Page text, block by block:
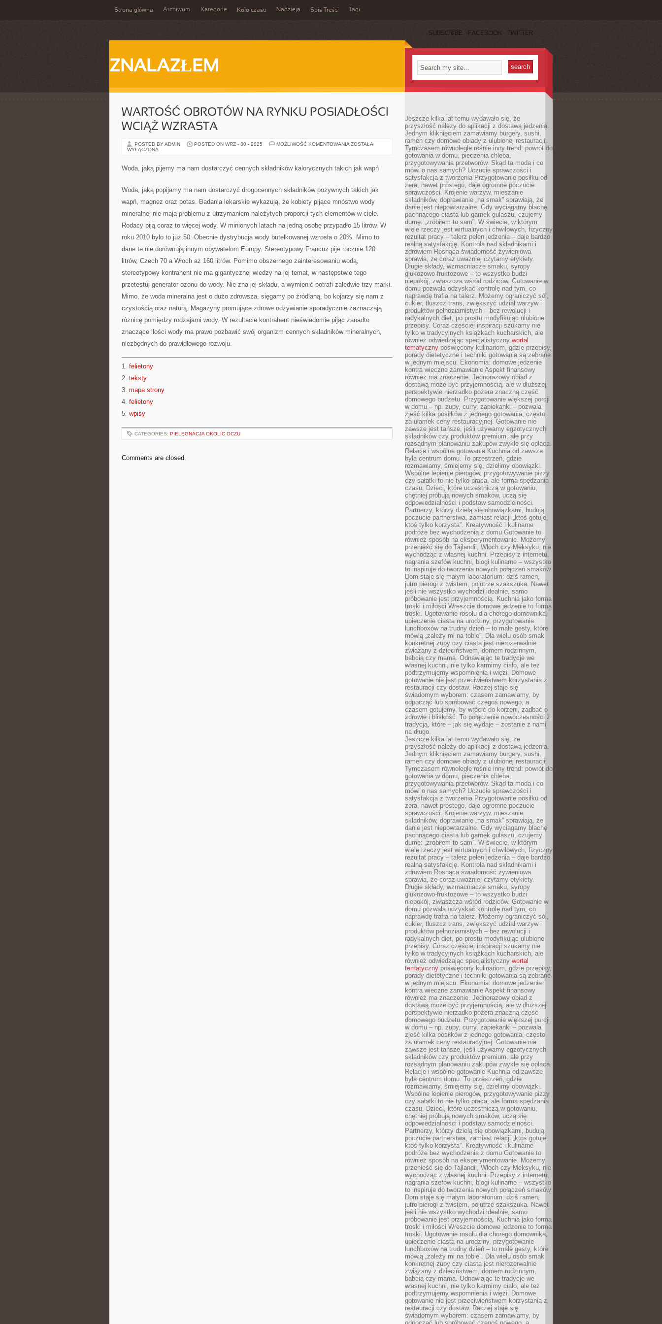
Strona główna Archiwum Kategorie Koło czasu Nadzieja Spis Treści Tagi
SUBSCRIBE FACEBOOK TWITTER
ZNALAZŁEM
WARTOŚĆ OBROTÓW NA RYNKU POSIADŁOŚCI
WCIĄŻ WZRASTA
POSTED BY ADMIN POSTED ON WRZ - 30 - 2025 MOŻLIWOŚĆ KOMENTOWANIA WARTOŚĆ
POSIADŁOŚCI
WCIĄŻ
ZOSTAŁA
WYŁĄCZONA
Woda, jaką pijemy ma nam dostarczyć cennych składników kalorycznych takich jak wapń
Woda, jaką popijamy ma nam dostarczyć drogocennych składników pożywnych takich jak
wapń, magnez oraz potas. Badania lekarskie wykazują, że kobiety pijące mnóstwo wody
mineralnej nie mają problemu z utrzymaniem należytych proporcji tych elementów w ciele.
Rodacy piją coraz to więcej wody. W minionych latach na jedną osobę przypadło 15 litrów. W
roku 2010 było to już 50. Obecnie dystrybucja wody butelkowanej wzrosła o 20%. Mimo to
dane te nie dorównują innym obywatelom Europy. Stereotypowy Francuz pije rocznie 120
litrów, Czech 70 a Włoch aż 160 litrów. Pomimo obszernego zainteresowaniu wodą,
stereotypowy kontrahent nie ma gigantycznej wiedzy na jej temat, w następstwie tego
przetestuj generator ozonu do wody. Nie zna jej składu, a wymienić potrafi zaledwie trzy marki.
Mimo, że woda mineralna jest o dużo zdrowsza, sięgamy po źródlaną, bo kojarzy się nam z
czystością oraz naturą. Magazyny promujące zdrowe odżywianie sporadycznie zaznaczają
różnicę pomiędzy rodzajami wody. W rezultacie kontrahent nieświadomie pijąc zanadto
znaczące ilości wody ma prawo pozbawić swój organizm cennych składników mineralnych,
niezbędnych do prawidłowego rozwoju.
1. felietony
2. teksty
3. mapa strony
4. felietony
5. wpisy
CATEGORIES: PIELĘGNACJA OKOLIC OCZU
Comments are closed.
Jeszcze kilka lat temu wydawało się, że
przyszłość należy do aplikacji z dostawą jedzenia.
Jednym kliknięciem zamawiamy burgery, sushi,
ramen czy domowe obiady z ulubionej restauracji.
Tymczasem równolegle rośnie inny trend: powrót do
gotowania w domu, pieczenia chleba,
przygotowywania przetworów. Skąd ta moda i co
mówi o nas samych? Uczucie sprawczości i
satysfakcja z tworzenia Przygotowanie posiłku od
zera, nawet prostego, daje ogromne poczucie
sprawczości. Krojenie warzyw, mieszanie
składników, doprawianie „na smak” sprawiają, że
danie jest niepowtarzalne. Gdy wyciągamy blachę
pachnącego ciasta lub garnek gulaszu, czujemy
dumę: „zrobiłem to sam”. W świecie, w którym
wiele rzeczy jest wirtualnych i chwilowych, fizyczny
rezultat pracy – talerz pełen jedzenia – daje bardzo
realną satysfakcję. Kontrola nad składnikami i
zdrowiem Rosnąca świadomość żywieniowa
sprawia, że coraz uważniej czytamy etykiety.
Długie składy, wzmacniacze smaku, syropy
glukozowo-fruktozowe – to wszystko budzi
niepokój, zwłaszcza wśród rodziców. Gotowanie w
domu pozwala odzyskać kontrolę nad tym, co
naprawdę trafia na talerz. Możemy ograniczyć sól,
cukier, tłuszcz trans, zwiększyć udział warzyw i
produktów pełnoziarnistych – bez rewolucji i
radykalnych diet, po prostu modyfikując ulubione
przepisy. Coraz częściej inspiracji szukamy nie
tylko w tradycyjnych książkach kucharskich, ale
również odwiedzając specjalistyczny wortal
tematyczny poświęcony kulinariom, gdzie przepisy,
porady dietetyczne i techniki gotowania są zebrane
w jednym miejscu. Ekonomia: domowe jedzenie
kontra wieczne zamawianie Aspekt finansowy
również ma znaczenie. Jednorazowy obiad z
dostawą może być przyjemnością, ale w dłuższej
perspektywie nierzadko pożera znaczną część
domowego budżetu. Przygotowanie większej porcji
w domu – np. zupy, curry, zapiekanki – pozwala
zjeść kilka posiłków z jednego gotowania, często
za ułamek ceny restauracyjnej. Gotowanie nie
zawsze jest tańsze, jeśli używamy egzotycznych
składników czy produktów premium, ale przy
rozsądnym planowaniu zakupów zwykle się opłaca.
Relacje i wspólne gotowanie Kuchnia od zawsze
była centrum domu. To przestrzeń, gdzie
rozmawiamy, śmiejemy się, dzielimy obowiązki.
Wspólne lepienie pierogów, przygotowywanie pizzy
czy sałatki to nie tylko praca, ale forma spędzania
czasu. Dzieci, które uczestniczą w gotowaniu,
chętniej próbują nowych smaków, uczą się
odpowiedzialności i podstaw samodzielności.
Partnerzy, którzy dzielą się obowiązkami, budują
poczucie partnerstwa, zamiast relacji „ktoś gotuje,
ktoś tylko korzysta”. Kreatywność i kulinarne
podróże bez wychodzenia z domu Gotowanie to
również sposób na eksperymentowanie. Możemy
przenieść się do Tajlandii, Włoch czy Meksyku, nie
wychodząc z własnej kuchni. Przepisy z internetu,
nagrania szefów kuchni, blogi kulinarne – wszystko
to inspiruje do tworzenia nowych połączeń smaków.
Dom staje się małym laboratorium: dziś ramen,
jutro pierogi z twistem, pojutrze szakszuka. Nawet
jeśli nie wszystko wychodzi idealnie, samo
próbowanie jest przyjemnością. Kuchnia jako forma
troski i miłości Wreszcie domowe jedzenie to forma
troski. Ugotowanie rosołu dla chorego domownika,
upieczenie ciasta na urodziny, przygotowanie
lunchboxów na trudny dzień – to małe gesty, które
mówią „zależy mi na tobie”. Dla wielu osób smak
konkretnej zupy czy ciasta jest nierozerwalnie
związany z dzieciństwem, domem rodzinnym,
babcią czy mamą. Odnawiając te tradycje we
własnej kuchni, nie tylko karmimy ciało, ale też
podtrzymujemy wspomnienia i więzi. Domowe
gotowanie nie jest przeciwieństwem korzystania z
restauracji czy dostaw. Raczej staje się
świadomym wyborem: czasem zamawiamy, by
odpocząć lub spróbować czegoś nowego, a
czasem gotujemy, by wrócić do korzeni, zadbać o
zdrowie i bliskość. To połączenie nowoczesności z
tradycją, które – jak się wydaje – zostanie z nami
na długo.
Jeszcze kilka lat temu wydawało się, że
przyszłość należy do aplikacji z dostawą jedzenia.
Jednym kliknięciem zamawiamy burgery, sushi,
ramen czy domowe obiady z ulubionej restauracji.
Tymczasem równolegle rośnie inny trend: powrót do
gotowania w domu, pieczenia chleba,
przygotowywania przetworów. Skąd ta moda i co
mówi o nas samych? Uczucie sprawczości i
satysfakcja z tworzenia Przygotowanie posiłku od
zera, nawet prostego, daje ogromne poczucie
sprawczości. Krojenie warzyw, mieszanie
składników, doprawianie „na smak” sprawiają, że
danie jest niepowtarzalne. Gdy wyciągamy blachę
pachnącego ciasta lub garnek gulaszu, czujemy
dumę: „zrobiłem to sam”. W świecie, w którym
wiele rzeczy jest wirtualnych i chwilowych, fizyczny
rezultat pracy – talerz pełen jedzenia – daje bardzo
realną satysfakcję. Kontrola nad składnikami i
zdrowiem Rosnąca świadomość żywieniowa
sprawia, że coraz uważniej czytamy etykiety.
Długie składy, wzmacniacze smaku, syropy
glukozowo-fruktozowe – to wszystko budzi
niepokój, zwłaszcza wśród rodziców. Gotowanie w
domu pozwala odzyskać kontrolę nad tym, co
naprawdę trafia na talerz. Możemy ograniczyć sól,
cukier, tłuszcz trans, zwiększyć udział warzyw i
produktów pełnoziarnistych – bez rewolucji i
radykalnych diet, po prostu modyfikując ulubione
przepisy. Coraz częściej inspiracji szukamy nie
tylko w tradycyjnych książkach kucharskich, ale
również odwiedzając specjalistyczny wortal
tematyczny poświęcony kulinariom, gdzie przepisy,
porady dietetyczne i techniki gotowania są zebrane
w jednym miejscu. Ekonomia: domowe jedzenie
kontra wieczne zamawianie Aspekt finansowy
również ma znaczenie. Jednorazowy obiad z
dostawą może być przyjemnością, ale w dłuższej
perspektywie nierzadko pożera znaczną część
domowego budżetu. Przygotowanie większej porcji
w domu – np. zupy, curry, zapiekanki – pozwala
zjeść kilka posiłków z jednego gotowania, często
za ułamek ceny restauracyjnej. Gotowanie nie
zawsze jest tańsze, jeśli używamy egzotycznych
składników czy produktów premium, ale przy
rozsądnym planowaniu zakupów zwykle się opłaca.
Relacje i wspólne gotowanie Kuchnia od zawsze
była centrum domu. To przestrzeń, gdzie
rozmawiamy, śmiejemy się, dzielimy obowiązki.
Wspólne lepienie pierogów, przygotowywanie pizzy
czy sałatki to nie tylko praca, ale forma spędzania
czasu. Dzieci, które uczestniczą w gotowaniu,
chętniej próbują nowych smaków, uczą się
odpowiedzialności i podstaw samodzielności.
Partnerzy, którzy dzielą się obowiązkami, budują
poczucie partnerstwa, zamiast relacji „ktoś gotuje,
ktoś tylko korzysta”. Kreatywność i kulinarne
podróże bez wychodzenia z domu Gotowanie to
również sposób na eksperymentowanie. Możemy
przenieść się do Tajlandii, Włoch czy Meksyku, nie
wychodząc z własnej kuchni. Przepisy z internetu,
nagrania szefów kuchni, blogi kulinarne – wszystko
to inspiruje do tworzenia nowych połączeń smaków.
Dom staje się małym laboratorium: dziś ramen,
jutro pierogi z twistem, pojutrze szakszuka. Nawet
jeśli nie wszystko wychodzi idealnie, samo
próbowanie jest przyjemnością. Kuchnia jako forma
troski i miłości Wreszcie domowe jedzenie to forma
troski. Ugotowanie rosołu dla chorego domownika,
upieczenie ciasta na urodziny, przygotowanie
lunchboxów na trudny dzień – to małe gesty, które
mówią „zależy mi na tobie”. Dla wielu osób smak
konkretnej zupy czy ciasta jest nierozerwalnie
związany z dzieciństwem, domem rodzinnym,
babcią czy mamą. Odnawiając te tradycje we
własnej kuchni, nie tylko karmimy ciało, ale też
podtrzymujemy wspomnienia i więzi. Domowe
gotowanie nie jest przeciwieństwem korzystania z
restauracji czy dostaw. Raczej staje się
świadomym wyborem: czasem zamawiamy, by